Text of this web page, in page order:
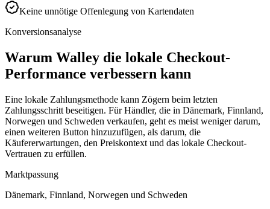
Keine unnötige Offenlegung von Kartendaten
Konversionsanalyse
Warum Walley die lokale Checkout-
Performance verbessern kann
Eine lokale Zahlungsmethode kann Zögern beim letzten
Zahlungsschritt beseitigen. Für Händler, die in Dänemark, Finnland,
Norwegen und Schweden verkaufen, geht es meist weniger darum,
einen weiteren Button hinzuzufügen, als darum, die
Käufererwartungen, den Preiskontext und das lokale Checkout-
Vertrauen zu erfüllen.
Marktpassung
Dänemark, Finnland, Norwegen und Schweden